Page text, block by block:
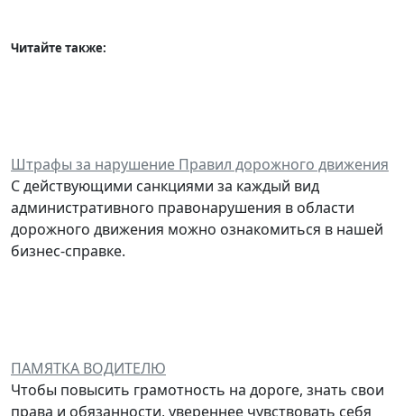
Читайте также:
Штрафы за нарушение Правил дорожного движения
С действующими санкциями за каждый вид
административного правонарушения в области
дорожного движения можно ознакомиться в нашей
бизнес-справке.
ПАМЯТКА ВОДИТЕЛЮ
Чтобы повысить грамотность на дороге, знать свои
права и обязанности, увереннее чувствовать себя